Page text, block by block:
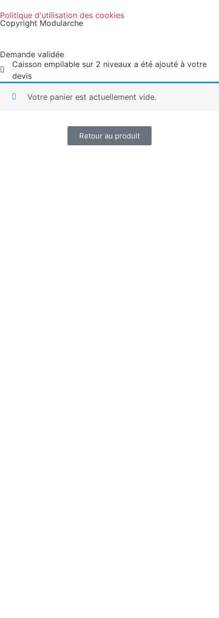
Politique d'utilisation des cookies
Copyright Modularche
Demande validée
Caisson empilable sur 2 niveaux a été ajouté à votre
devis
Votre panier est actuellement vide.
Retour au produit